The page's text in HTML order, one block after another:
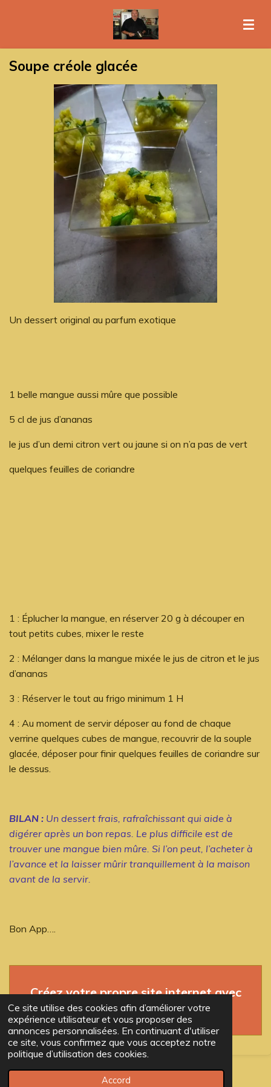
Ce site utilise des cookies afin d’améliorer votre
expérience utilisateur et vous proposer des
annonces personnalisées. En continuant d'utiliser
ce site, vous confirmez que vous acceptez notre
politique d’utilisation des cookies.
Accord
principal
Soupe créole glacée
Un dessert original au parfum exotique
1 belle mangue aussi mûre que possible
5 cl de jus d’ananas
le jus d’un demi citron vert ou jaune si on n’a pas de vert
quelques feuilles de coriandre
1 : Éplucher la mangue, en réserver 20 g à découper en
tout petits cubes, mixer le reste
2 : Mélanger dans la mangue mixée le jus de citron et le jus
d’ananas
3 : Réserver le tout au frigo minimum 1 H
4 : Au moment de servir déposer au fond de chaque
verrine quelques cubes de mangue, recouvrir de la souple
glacée, déposer pour finir quelques feuilles de coriandre sur
le dessus.
BILAN : Un dessert frais, rafraîchissant qui aide à
digérer après un bon repas. Le plus difficile est de
trouver une mangue bien mûre. Si l’on peut, l’acheter à
l’avance et la laisser mûrir tranquillement à la maison
avant de la servir.
Bon App….
Créez votre propre site internet avec
Webador
© 2023 - 2026 TopStéph